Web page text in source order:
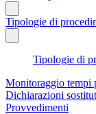
Tipologie di
Tipologie di
Monitoraggio tempi
Dichiarazioni
Provvedimenti